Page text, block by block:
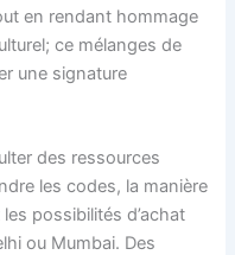
en rendant hommage
ce mélanges de
une signature
des ressources
les codes, la manière
possibilités d’achat
ou Mumbai. Des